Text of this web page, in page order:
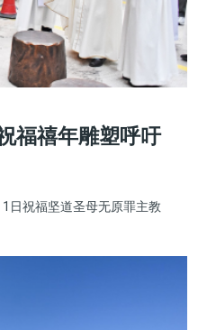
福禧年雕塑呼吁
日祝福坚道圣母无原罪主教